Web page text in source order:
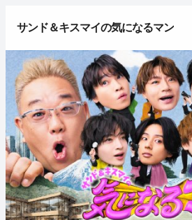
サンド＆キスマイの気になるマン